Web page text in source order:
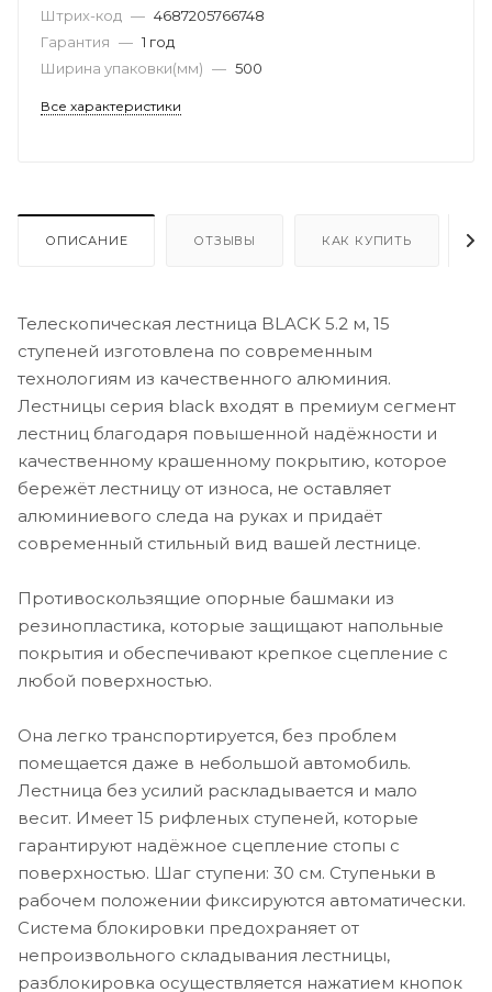
Штрих-код — 4687205766748
Гарантия — 1 год
Ширина упаковки(мм) — 500
Все характеристики
ОПИСАНИЕ ОТЗЫВЫ КАК КУПИТЬ
Телескопическая лестница BLACK 5.2 м, 15
ступеней изготовлена по современным
технологиям из качественного алюминия.
Лестницы серия black входят в премиум сегмент
лестниц благодаря повышенной надёжности и
качественному крашенному покрытию, которое
бережёт лестницу от износа, не оставляет
алюминиевого следа на руках и придаёт
современный стильный вид вашей лестнице.
Противоскользящие опорные башмаки из
резинопластика, которые защищают напольные
покрытия и обеспечивают крепкое сцепление с
любой поверхностью.
Она легко транспортируется, без проблем
помещается даже в небольшой автомобиль.
Лестница без усилий раскладывается и мало
весит. Имеет 15 рифленых ступеней, которые
гарантируют надёжное сцепление стопы с
поверхностью. Шаг ступени: 30 см. Ступеньки в
рабочем положении фиксируются автоматически.
Система блокировки предохраняет от
непроизвольного складывания лестницы,
разблокировка осуществляется нажатием кнопок